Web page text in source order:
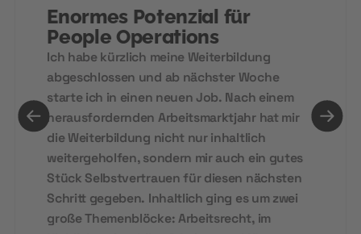
Enormes Potenzial für
People Operations
Ich habe kürzlich meine Weiterbildung
abgeschlossen und ab nächster Woche
starte ich in einen neuen Job. Nach einem
herausfordernden Arbeitsmarktjahr hat mir
die Weiterbildung nicht nur inhaltlich
weitergeholfen, sondern mir auch ein gutes
Stück Selbstvertrauen für diesen nächsten
Schritt gegeben. Inhaltlich ging es um zwei
große Themenblöcke: Arbeitsrecht, im